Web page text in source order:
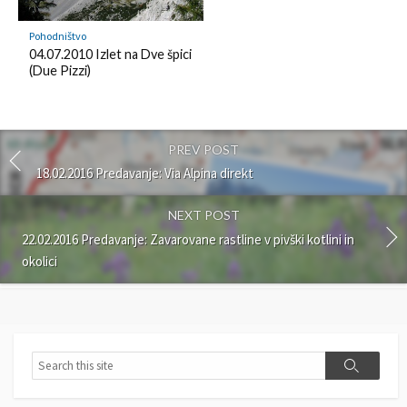
Pohodništvo
04.07.2010 Izlet na Dve špici
(Due Pizzi)
PREV POST
18.02.2016 Predavanje: Via Alpina direkt
NEXT POST
22.02.2016 Predavanje: Zavarovane rastline v pivški kotlini in
okolici
e
S